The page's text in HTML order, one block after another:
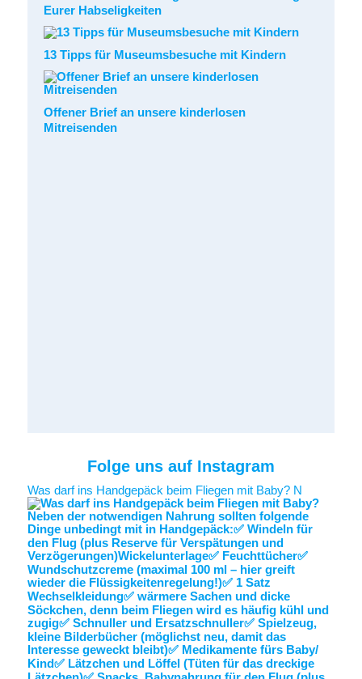
Eurer Habseligkeiten
13 Tipps für Museumsbesuche mit Kindern
Offener Brief an unsere kinderlosen
Mitreisenden
Folge uns auf Instagram
Was darf ins Handgepäck beim Fliegen mit Baby? N